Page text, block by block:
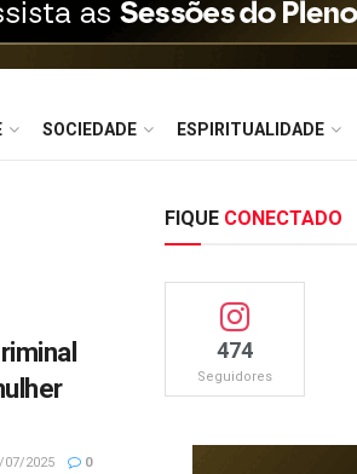
SOCIEDADE ESPIRITUALIDADE
2025 0
FIQUE CONECTADO
474
Seguidores